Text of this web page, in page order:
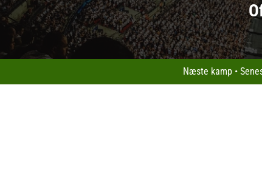
Næste kamp•